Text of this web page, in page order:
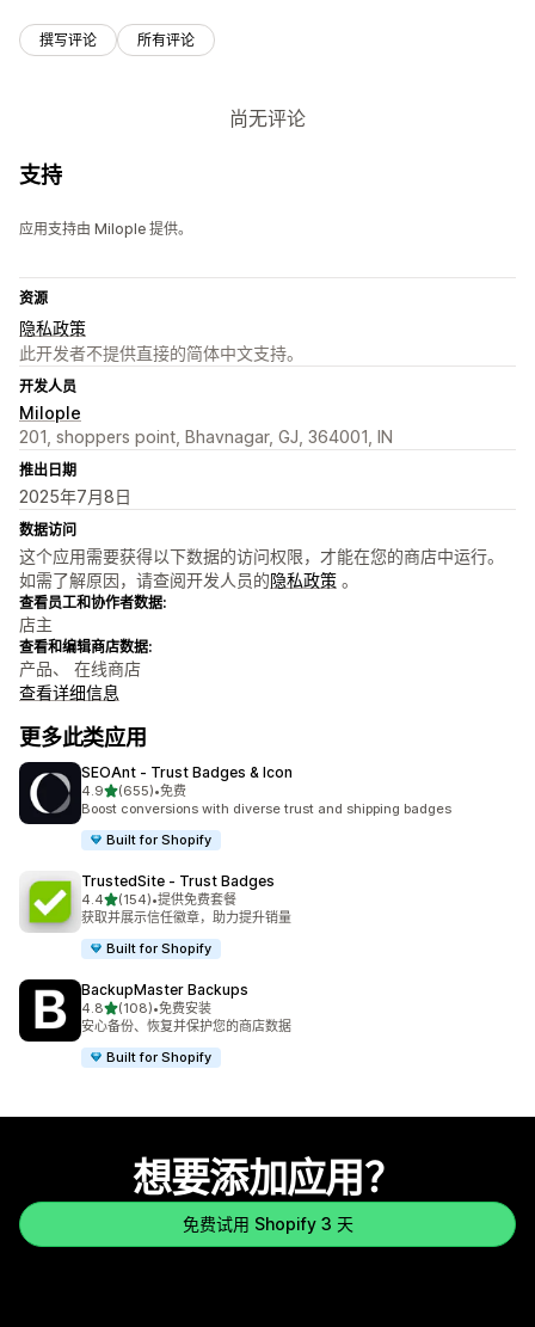
撰写评论 所有评论
尚无评论
支持
应用支持由 Milople 提供。
资源
隐私政策
此开发者不提供直接的简体中文支持。
开发人员
Milople
201, shoppers point, Bhavnagar, GJ, 364001, IN
推出日期
2025年7月8日
数据访问
这个应用需要获得以下数据的访问权限，才能在您的商店中运行。
如需了解原因，请查阅开发人员的隐私政策 。
查看员工和协作者数据:
店主
查看和编辑商店数据:
产品、 在线商店
查看详细信息
更多此类应用
SEOAnt ‑ Trust Badges & Icon
4.9星（满分 5 星）
(655)
总共 655 条评论
•免费
Boost conversions with diverse trust and shipping badges
Built for Shopify
TrustedSite ‑ Trust Badges
4.4星（满分 5 星）
(154)
总共 154 条评论
•提供免费套餐
获取并展示信任徽章，助力提升销量
Built for Shopify
BackupMaster Backups
4.8星（满分 5 星）
(108)
总共 108 条评论
•免费安装
安心备份、恢复并保护您的商店数据
Built for Shopify
想要添加应用？
免费试用 Shopify 3 天